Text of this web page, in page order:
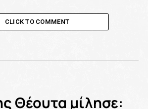
CLICK TO COMMENT
Θέουτα μίλησε: